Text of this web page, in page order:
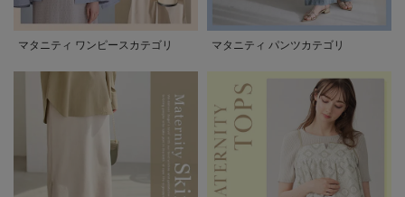
マタニティ ワンピースカテゴリ マタニティ パンツカテゴリ